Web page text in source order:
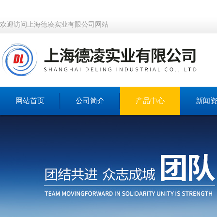
欢迎访问上海德凌实业有限公司网站
网站首页 公司简介 产品中心 新闻